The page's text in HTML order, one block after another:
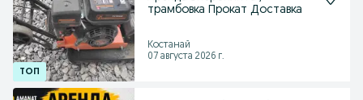
трамбовка Прокат Доставка
Костанай
07 августа 2026 г.